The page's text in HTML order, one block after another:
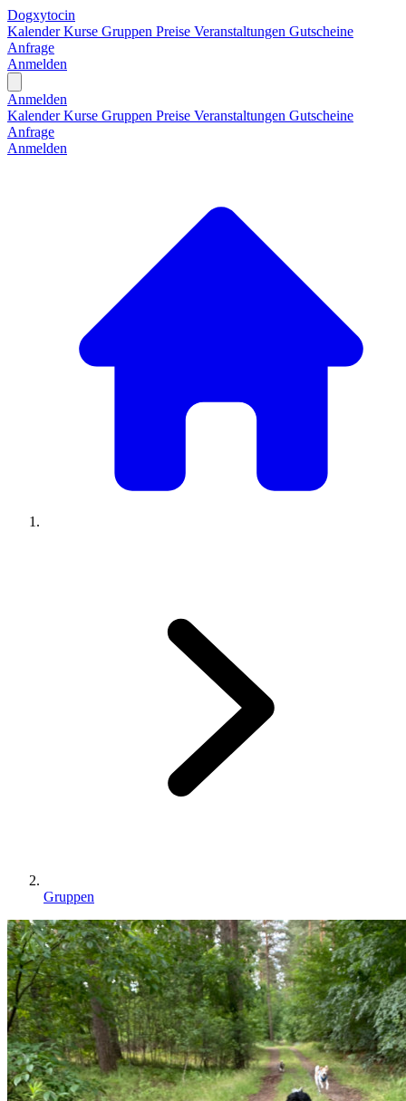
Dogxytocin
KalenderKurse Gruppen Preise Veranstaltungen Gutscheine
Anfrage
Anmelden
Anmelden
KalenderKurse Gruppen Preise Veranstaltungen Gutscheine
Anfrage
Anmelden
Gruppen